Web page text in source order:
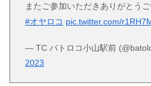
またご参加いただきありがとうご
#オヤロコ pic.twitter.com/
— TC バトロコ小山駅前
2023